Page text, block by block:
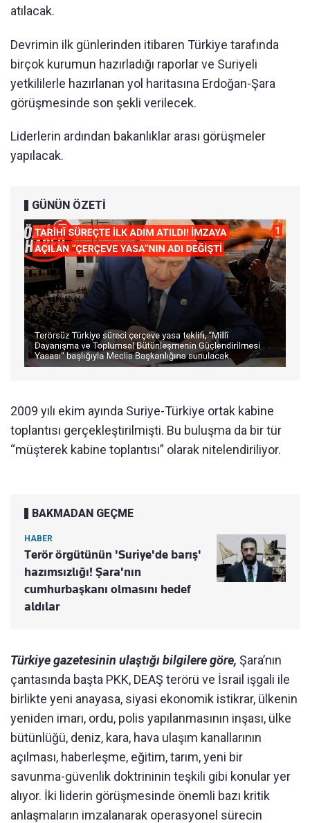
atılacak.
Devrimin ilk günlerinden itibaren Türkiye tarafında
birçok kurumun hazırladığı raporlar ve Suriyeli
yetkililerle hazırlanan yol haritasına Erdoğan-Şara
görüşmesinde son şekli verilecek.
Liderlerin ardından bakanlıklar arası görüşmeler
yapılacak.
GÜNÜN ÖZETİ
2009 yılı ekim ayında Suriye-Türkiye ortak kabine
toplantısı gerçekleştirilmişti. Bu buluşma da bir tür
“müşterek kabine toplantısı” olarak nitelendiriliyor.
BAKMADAN GEÇME
HABER
Terör örgütünün 'Suriye'de barış'
hazımsızlığı! Şara'nın
cumhurbaşkanı olmasını hedef
aldılar
Türkiye gazetesinin ulaştığı bilgilere göre, Şara’nın
çantasında başta PKK, DEAŞ terörü ve İsrail işgali ile
birlikte yeni anayasa, siyasi ekonomik istikrar, ülkenin
yeniden imarı, ordu, polis yapılanmasının inşası, ülke
bütünlüğü, deniz, kara, hava ulaşım kanallarının
açılması, haberleşme, eğitim, tarım, yeni bir
savunma-güvenlik doktrininin teşkili gibi konular yer
alıyor. İki liderin görüşmesinde önemli bazı kritik
anlaşmaların imzalanarak operasyonel sürecin